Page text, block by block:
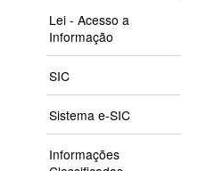
Lei - Acesso a
Informação
SIC
Sistema e-SIC
Informações